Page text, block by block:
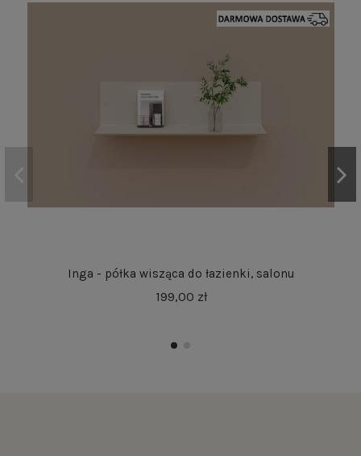
Inga - półka wisząca do łazienki, salonu
199,00 zł